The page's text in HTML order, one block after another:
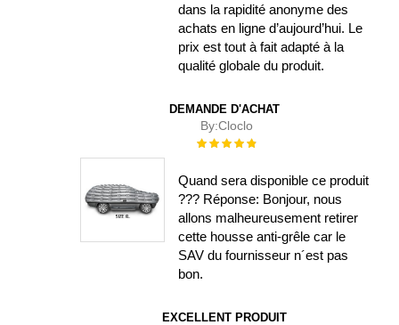
dans la rapidité anonyme des
achats en ligne d’aujourd’hui. Le
prix est tout à fait adapté à la
qualité globale du produit.
DEMANDE D'ACHAT
By:Cloclo
Évaluation :
Quand sera disponible ce produit
??? Réponse: Bonjour, nous
allons malheureusement retirer
cette housse anti-grêle car le
SAV du fournisseur n´est pas
bon.
EXCELLENT PRODUIT